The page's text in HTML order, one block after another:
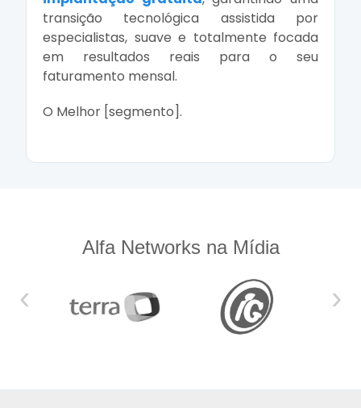
transição tecnológica assistida por
especialistas, suave e totalmente focada
em resultados reais para o seu
faturamento mensal.
O Melhor [segmento].
Alfa Networks na Mídia
‹ ›